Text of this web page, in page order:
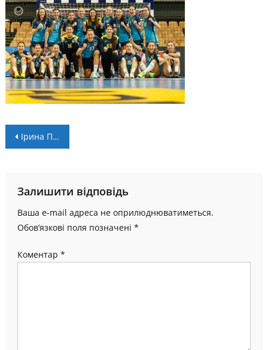
Навігація
Ірина Прокоп’як і Тамара Смбатян – у збірній України на товариські матчі з Угорщиною
Залишити відповідь
Ваша e-mail адреса не оприлюднюватиметься.
Обов’язкові поля позначені *
Коментар *